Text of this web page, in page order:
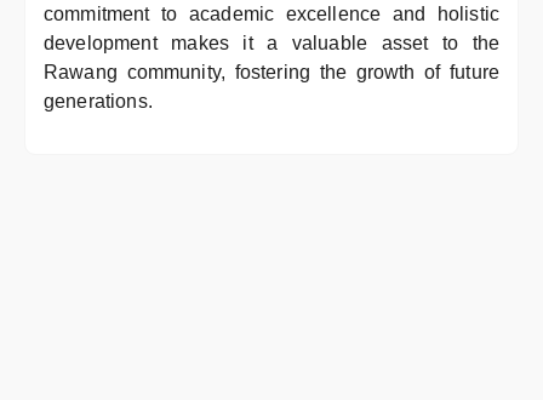
commitment to academic excellence and holistic
development makes it a valuable asset to the
Rawang community, fostering the growth of future
generations.